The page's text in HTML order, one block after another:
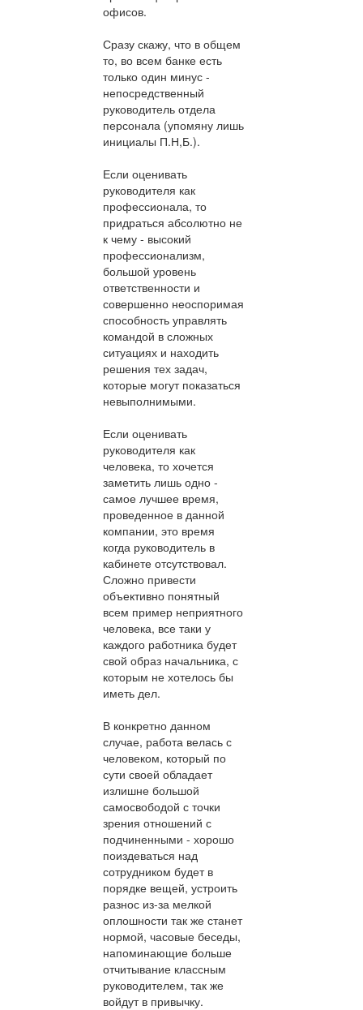
офисов.
Сразу скажу, что в общем
то, во всем банке есть
только один минус -
непосредственный
руководитель отдела
персонала (упомяну лишь
инициалы П.Н,Б.).
Если оценивать
руководителя как
профессионала, то
придраться абсолютно не
к чему - высокий
профессионализм,
большой уровень
ответственности и
совершенно неоспоримая
способность управлять
командой в сложных
ситуациях и находить
решения тех задач,
которые могут показаться
невыполнимыми.
Если оценивать
руководителя как
человека, то хочется
заметить лишь одно -
самое лучшее время,
проведенное в данной
компании, это время
когда руководитель в
кабинете отсутствовал.
Сложно привести
объективно понятный
всем пример неприятного
человека, все таки у
каждого работника будет
свой образ начальника, с
которым не хотелось бы
иметь дел.
В конкретно данном
случае, работа велась с
человеком, который по
сути своей обладает
излишне большой
самосвободой с точки
зрения отношений с
подчиненными - хорошо
поиздеваться над
сотрудником будет в
порядке вещей, устроить
разнос из-за мелкой
оплошности так же станет
нормой, часовые беседы,
напоминающие больше
отчитывание классным
руководителем, так же
войдут в привычку.